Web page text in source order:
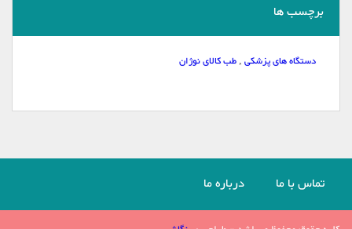
برچسب ها
دستگاه های پزشکی,طب کالای نوژان
تماس با ما درباره ما